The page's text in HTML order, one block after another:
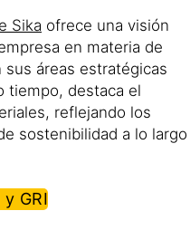
Sika ofrece una visión
en materia de
áreas estratégicas
tiempo, destaca el
reflejando los
sostenibilidad a lo largo
GRI